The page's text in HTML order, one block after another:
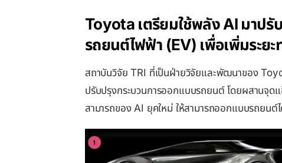
Toyota เตรียมใช้พลัง AI มาปรั
รถยนต์ไฟฟ้า (EV) เพื่อเพิ่มระย
สถาบันวิจัย TRI ที่เป็นฝ่ายวิจัยและพัฒนาของ
ปรับปรุงกระบวนการออกแบบรถยนต์ โดยผสานจุ
สามารถของ AI ยุคใหม่ ให้สามารถออกแบบรถยนต์